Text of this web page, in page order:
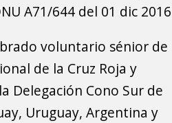
A71/644 del 01 dic
voluntario sénior de
de la Cruz Roja y
Delegación Cono Sur de
Uruguay, Argentina y